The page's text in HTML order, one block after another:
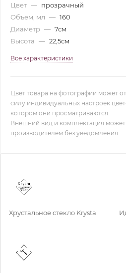
Цвет — прозрачный
Объем, мл — 160
Диаметр — 7см
Высота — 22,5см
Все характеристики
Цвет товара на фотографии может
силу индивидуальных настроек
котором они просматриваются.
Внешний вид и комплектация может
производителем без уведомления.
Хрустальное стекло Krysta